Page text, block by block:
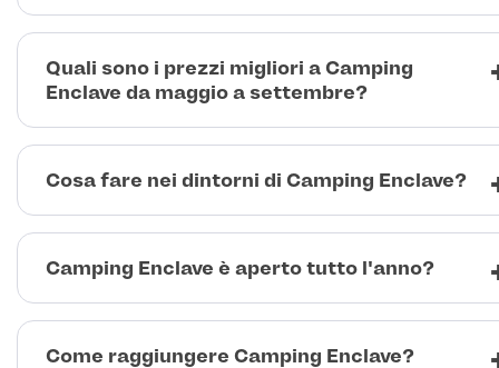
Quali sono i prezzi migliori a Camping
Enclave da maggio a settembre?
Cosa fare nei dintorni di Camping Enclave?
Camping Enclave è aperto tutto l'anno?
Come raggiungere Camping Enclave?